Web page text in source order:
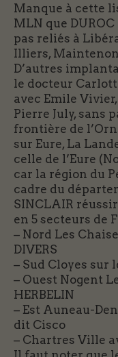
Manque à cette
MLN que
pas reliés à
Illiers,
D’autres
le docteur
avec Emile
Pierre July, sans
frontière de
sur Eure, La
celle de l’Eure
car la région du
cadre du
SINCLAIR
en 5 secteurs de
– Nord Les
DIVERS
– Sud Cloyes sur
– Ouest Nogent
HERBELIN
– Est Auneau-
dit Cisco
– Chartres Ville